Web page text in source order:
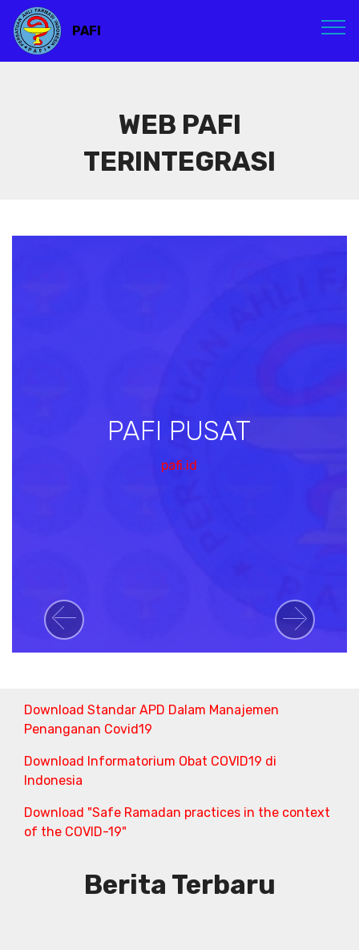
PAFI
WEB PAFI
TERINTEGRASI
PAFI PUSAT
pafi.id
Previous Next
Download Standar APD Dalam Manajemen
Penanganan Covid19
Download Informatorium Obat COVID19 di
Indonesia
Download "Safe Ramadan practices in the context
of the COVID-19"
Berita Terbaru